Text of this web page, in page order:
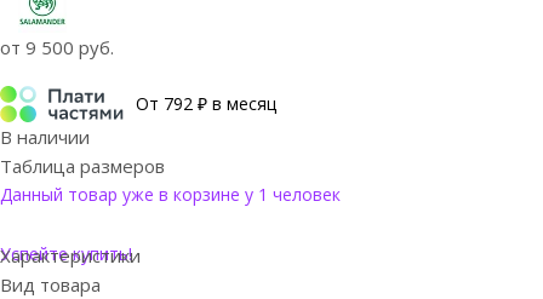
от 9 500 руб.
От 792 ₽ в месяц
В наличии
Таблица размеров
Данный товар уже в корзине у 1 человек
Успейте купить!
Характеристики
Вид товара